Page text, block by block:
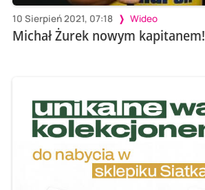
10 Sierpień 2021, 07:18 Wideo
Michał Żurek nowym kapitanem!